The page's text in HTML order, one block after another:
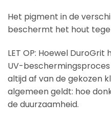
Het pigment in de
beschermt het hout
LET OP: Hoewel
UV-
altijd af van de gekozen
algemeen geldt: hoe
de duurzaamheid.